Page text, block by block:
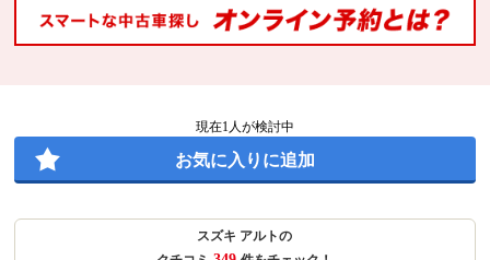
現在1 人が検討中
お気に入りに追加
スズキ アルトの